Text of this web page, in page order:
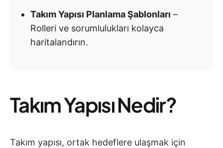
Takım Yapısı Planlama Şablonları –
Rolleri ve sorumlulukları kolayca
haritalandırın.
Takım Yapısı Nedir?
Takım yapısı, ortak hedeflere ulaşmak için